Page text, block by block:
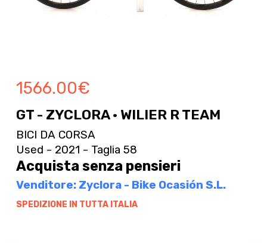
1566.00€
GT - ZYCLORA · WILIER R TEAM
BICI DA CORSA
Used - 2021 - Taglia 58
Acquista senza pensieri
Venditore: Zyclora - Bike Ocasión S.L.
SPEDIZIONE IN TUTTA ITALIA